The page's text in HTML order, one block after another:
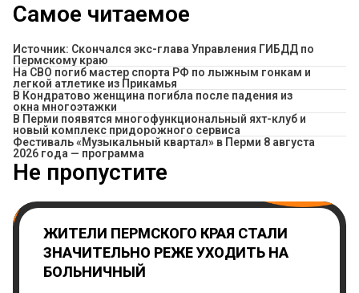
Самое читаемое
Источник: Скончался экс-глава Управления ГИБДД по
Пермскому краю
На СВО погиб мастер спорта РФ по лыжным гонкам и
легкой атлетике из Прикамья
В Кондратово женщина погибла после падения из
окна многоэтажки
В Перми появятся многофункциональный яхт-клуб и
новый комплекс придорожного сервиса
Фестиваль «Музыкальный квартал» в Перми 8 августа
2026 года — программа
Не пропустите
ЖИТЕЛИ ПЕРМСКОГО КРАЯ СТАЛИ
ЗНАЧИТЕЛЬНО РЕЖЕ УХОДИТЬ НА
БОЛЬНИЧНЫЙ